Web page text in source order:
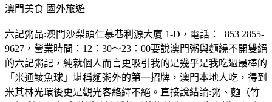
澳門美食 國外旅遊
六記粥品:澳門沙梨頭仁慕巷利源大廈 1-D，電話：+853 2855-
9627，營業時間：12：30～23：00要說澳門粥與麵繞不開雙絕
的六記粥記，純就個人而言更吸引我的是幾乎是我吃過最棒的
「米通鯪魚球」堪稱麵粥外的第一招牌，澳門本地人吃，得到
米其林光環後更是觀光客絡繹不絕。直接說結論:粥、麵（竹